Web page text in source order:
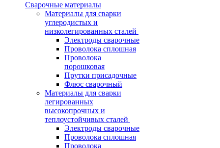
Сварочные материалы
Материалы для сварки
углеродистых и
низколегированных сталей
Электроды сварочные
Проволока сплошная
Проволока
порошковая
Прутки присадочные
Флюс сварочный
Материалы для сварки
легированных
высокопрочных и
теплоустойчивых сталей
Электроды сварочные
Проволока сплошная
Проволока